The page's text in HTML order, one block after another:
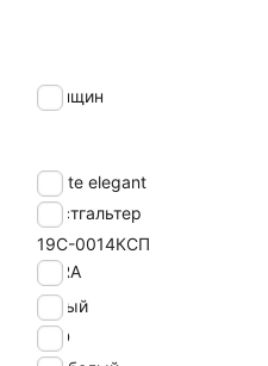
женщин
Conte elegant
Бюстгальтер
19С-0014КСП
AURA
белый
80D